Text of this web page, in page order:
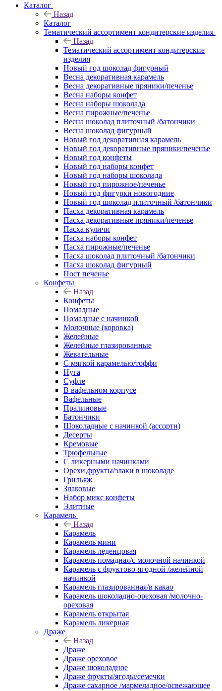
Каталог
Назад
Каталог
Тематический ассортимент кондитерские изделия
Назад
Тематический ассортимент кондитерские
изделия
Новый год шоколад фигурный
Весна декоративная карамель
Весна декоративные пряники/печенье
Весна наборы конфет
Весна наборы шоколада
Весна пирожные/печенье
Весна шоколад плиточный /батончики
Весна шоколад фигурный
Новый год декоративная карамель
Новый год декоративные пряники/печенье
Новый год конфеты
Новый год наборы конфет
Новый год наборы шоколада
Новый год пирожное/печенье
Новый год фигурки новогодние
Новый год шоколад плиточный /батончики
Пасха декоративная карамель
Пасха декоративные пряники/печенье
Пасха куличи
Пасха наборы конфет
Пасха пирожные/печенье
Пасха шоколад плиточный /батончики
Пасха шоколад фигурный
Пост печенье
Конфеты
Назад
Конфеты
Помадные
Помадные с начинкой
Молочные (коровка)
Желейные
Желейные глазированные
Жевательные
С мягкой карамелью/тоффи
Нуга
Суфле
В вафельном корпусе
Вафельные
Пралиновые
Батончики
Шоколадные с начинкой (ассорти)
Десерты
Кремовые
Трюфельные
С ликерными начинками
Орехи,фрукты/злаки в шоколаде
Грильяж
Злаковые
Набор микс конфеты
Элитные
Карамель
Назад
Карамель
Карамель мини
Карамель леденцовая
Карамель помадная/с молочной начинкой
Карамель с фруктово-ягодной /желейной
начинкой
Карамель глазированная/в какао
Карамель шоколадно-ореховая /молочно-
ореховая
Карамель открытая
Карамель ликерная
Драже
Назад
Драже
Драже ореховое
Драже шоколадное
Драже фрукты/ягоды/семечки
Драже сахарное /мармеладное/освежающее